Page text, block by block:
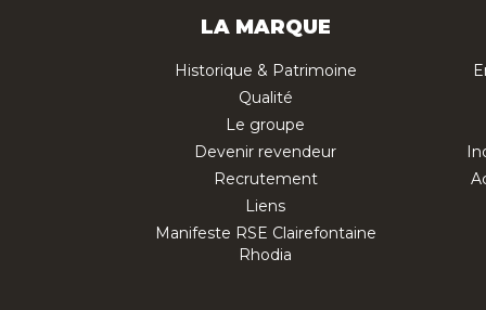
LA MARQUE
Historique & Patrimoine
Qualité
Le groupe
Devenir revendeur
Recrutement
Liens
Manifeste RSE Clairefontaine
Rhodia